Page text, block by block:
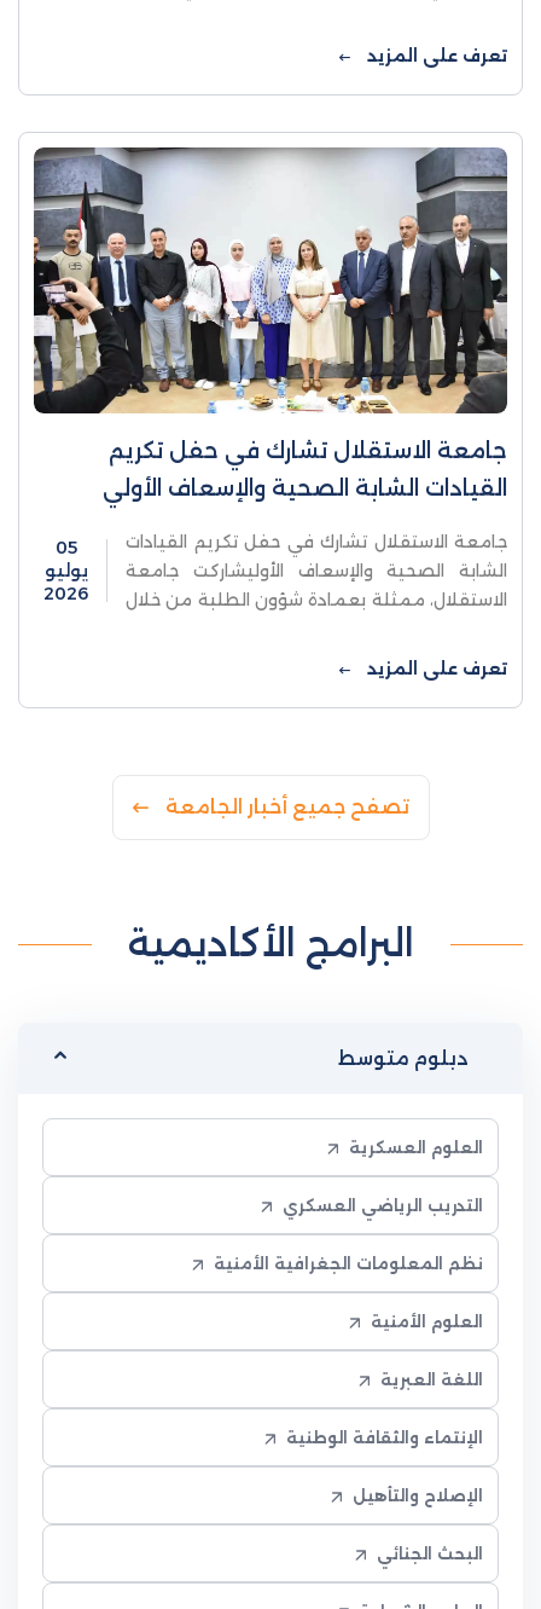
المتابعة المالية الفلسطينية عقدت جامعة
الاستقلال برنامجاً ...
تعرف على المزيد
جامعة الاستقلال تشارك في حفل تكريم
القيادات الشابة الصحية والإسعاف الأولي
جامعة الاستقلال تشارك في حفل تكريم القيادات
الشابة الصحية والإسعاف الأوليشاركت جامعة
الاستقلال، ممثلة بعمادة شؤون الطلبة من خلال
المتدربين الذين استكملوا متطلبات ...
05
يوليو
2026
تعرف على المزيد
تصفح جميع أخبار الجامعة
البرامج الأكاديمية
دبلوم متوسط
العلوم العسكرية
التدريب الرياضي العسكري
نظم المعلومات الجغرافية الأمنية
العلوم الأمنية
اللغة العبرية
الإنتماء والثقافة الوطنية
الإصلاح والتأهيل
البحث الجنائي